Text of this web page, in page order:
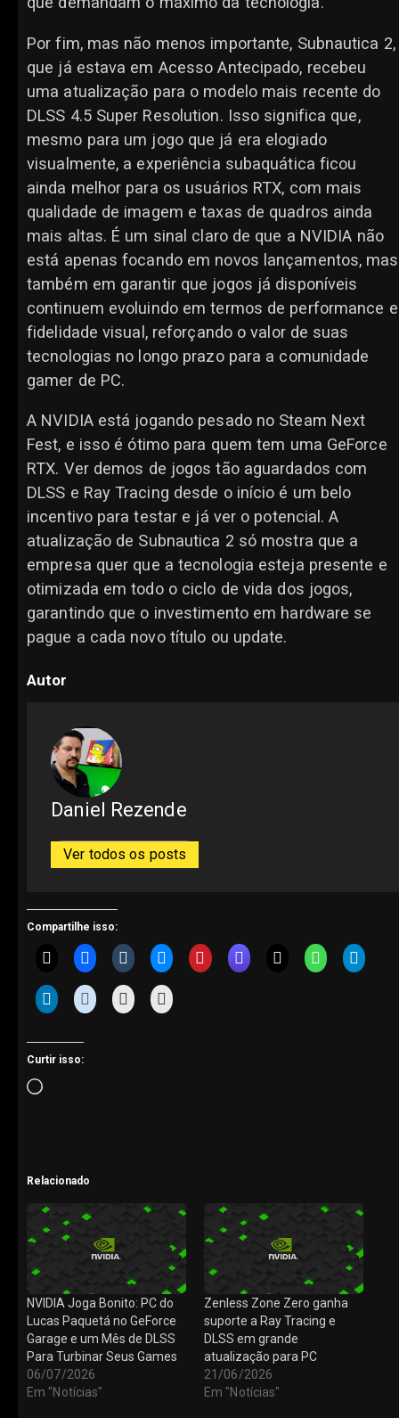
Por fim, mas não menos importante, Subnautica 2,
que já estava em Acesso Antecipado, recebeu
uma atualização para o modelo mais recente do
DLSS 4.5 Super Resolution. Isso significa que,
mesmo para um jogo que já era elogiado
visualmente, a experiência subaquática ficou
ainda melhor para os usuários RTX, com mais
qualidade de imagem e taxas de quadros ainda
mais altas. É um sinal claro de que a NVIDIA não
está apenas focando em novos lançamentos, mas
também em garantir que jogos já disponíveis
continuem evoluindo em termos de performance e
fidelidade visual, reforçando o valor de suas
tecnologias no longo prazo para a comunidade
gamer de PC.
A NVIDIA está jogando pesado no Steam Next
Fest, e isso é ótimo para quem tem uma GeForce
RTX. Ver demos de jogos tão aguardados com
DLSS e Ray Tracing desde o início é um belo
incentivo para testar e já ver o potencial. A
atualização de Subnautica 2 só mostra que a
empresa quer que a tecnologia esteja presente e
otimizada em todo o ciclo de vida dos jogos,
garantindo que o investimento em hardware se
pague a cada novo título ou update.
Autor
Daniel Rezende
Ver todos os posts
Compartilhe isso:
Curtir isso:
Relacionado
NVIDIA Joga Bonito: PC do
Lucas Paquetá no GeForce
Garage e um Mês de DLSS
Para Turbinar Seus Games
06/07/2026
Em "Notícias"
Zenless Zone Zero ganha
suporte a Ray Tracing e
DLSS em grande
atualização para PC
21/06/2026
Em "Notícias"